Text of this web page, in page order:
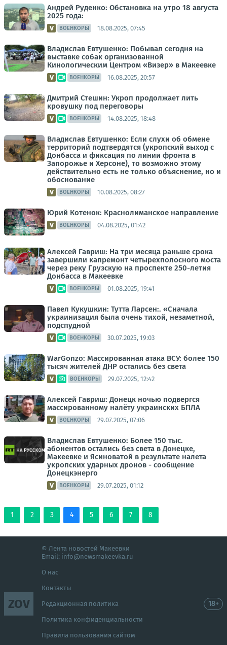
Андрей Руденко: Обстановка на утро 18 августа
2025 года:
ВОЕНКОРЫ 18.08.2025, 07:45
Владислав Евтушенко: Побывал сегодня на
выставке собак организованной
Кинологическим Центром «Визер» в Макеевке
ВОЕНКОРЫ 16.08.2025, 20:57
Дмитрий Стешин: Укроп продолжает лить
кровушку под переговоры
ВОЕНКОРЫ 14.08.2025, 18:48
Владислав Евтушенко: Если слухи об обмене
территорий подтвердятся (укропский выход с
Донбасса и фиксация по линии фронта в
Запорожье и Херсоне), то возможно этому
действительно есть не только объяснение, но и
обоснование
ВОЕНКОРЫ 10.08.2025, 08:27
Юрий Котенок: Краснолиманское направление
ВОЕНКОРЫ 04.08.2025, 01:42
Алексей Гавриш: На три месяца раньше срока
завершили капремонт четырехполосного моста
через реку Грузскую на проспекте 250-летия
Донбасса в Макеевке
ВОЕНКОРЫ 01.08.2025, 19:41
Павел Кукушкин: Тутта Ларсен:. «Сначала
украинизация была очень тихой, незаметной,
подспудной
ВОЕНКОРЫ 30.07.2025, 19:03
WarGonzo: Массированная атака ВСУ: более 150
тысяч жителей ДНР остались без света
ВОЕНКОРЫ 29.07.2025, 12:42
Алексей Гавриш: Донецк ночью подвергся
массированному налёту украинских БПЛА
ВОЕНКОРЫ 29.07.2025, 07:06
Владислав Евтушенко: Более 150 тыс.
абонентов остались без света в Донецке,
Макеевке и Ясиноватой в результате налета
укропских ударных дронов - сообщение
Донецкэнерго
ВОЕНКОРЫ 29.07.2025, 01:12
1 2 3 4 5 6 7 8
ZOV
© Лента новостей Макеевки
Email: info@newsmakeevka.ru
О нас
Контакты
Редакционная политика
Политика конфиденциальности
Правила пользования сайтом
18+